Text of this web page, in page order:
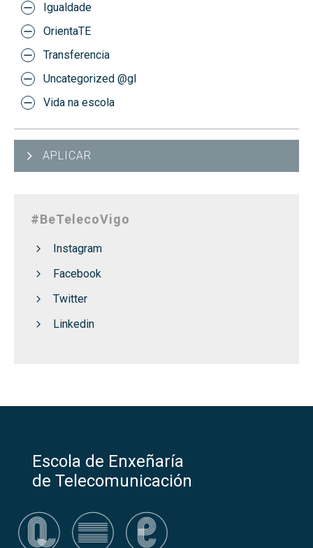
Igualdade
OrientaTE
Transferencia
Uncategorized @gl
Vida na escola
APLICAR
#BeTelecoVigo
Instagram
Facebook
Twitter
Linkedin
Escola de Enxeñaría
de Telecomunicación